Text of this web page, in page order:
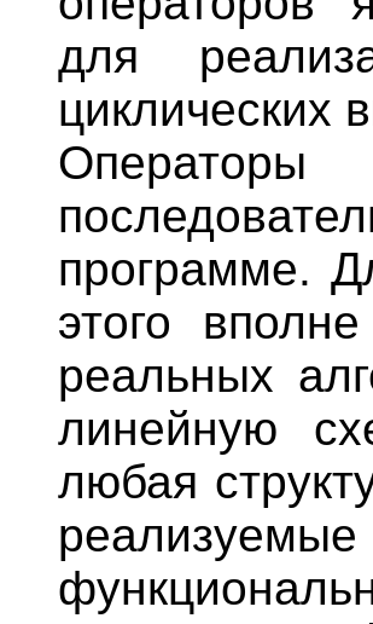
для
циклических
программе.
этого
реальных
линейную
любая